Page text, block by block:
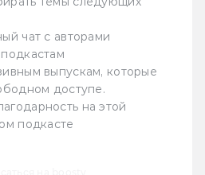
чат с авторами
выпускам, которые
доступе.
на этой
подкасте